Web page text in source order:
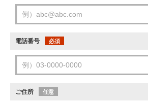
電話番号 必須
ご住所 任意